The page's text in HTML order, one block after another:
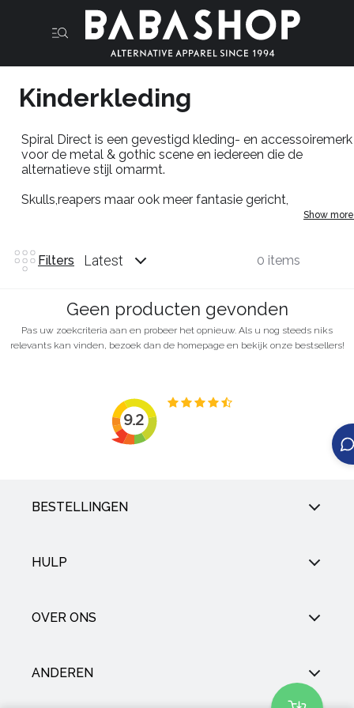
Kinderkleding
Spiral Direct is een gevestigd kleding- en accessoiremerk
voor de metal & gothic scene en iedereen die de
alternatieve stijl omarmt.
Skulls,reapers maar ook meer fantasie gericht,
ontworpen in house voor en door de Alternatieve scene
favoriete kinder kleding van
nou in deBabashop
Show more
Filters Latest 0 items
Geen producten gevonden
Pas uw zoekcriteria aan en probeer het opnieuw. Als u nog steeds niks
relevants kan vinden, bezoek dan de homepage en bekijk onze bestsellers!
BESTELLINGEN
HULP
OVER ONS
ANDEREN